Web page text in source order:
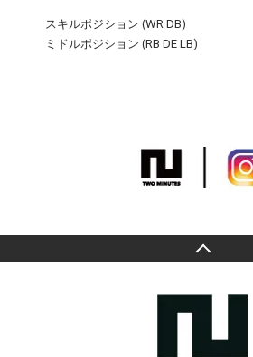
スキルポジション (WR DB)
ミドルポジション (RB DE LB)